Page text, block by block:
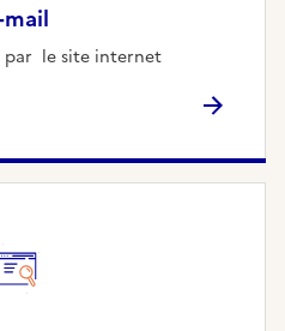
mail
par le site internet